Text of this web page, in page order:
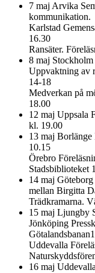
7 maj Arvika
kommunikation.
Karlstad
16.30
Ransäter.
8 maj
Uppvaktning av
14-18
Medverkan på
18.00
12 maj Uppsala
kl. 19.00
13 maj
10.15
Örebro
Stadsbiblioteket
14 maj
mellan Birgitta
Trädkramarna.
15 maj Ljungby
Jönköping
Uddevalla
16 maj